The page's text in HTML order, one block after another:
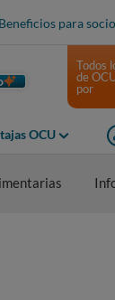
Beneficios para
OCU
Todos
de
por